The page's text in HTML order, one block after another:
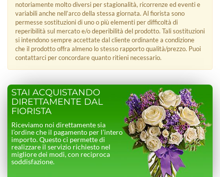
notoriamente molto diversi per stagionalità, ricorrenze ed eventi e
variabili anche nell’arco della stessa giornata. Al fiorista sono
permesse sostituzioni di uno o più elementi per difficoltà di
reperibilità sul mercato e/o deperibilità del prodotto. Tali sostituzioni
si intendono sempre accettate dal cliente ordinante a condizione
che il prodotto offra almeno lo stesso rapporto qualità/prezzo. Puoi
contattarci per concordare quanto ritieni necessario.
STAI ACQUISTANDO
DIRETTAMENTE DAL
FIORISTA
Riceviamo noi direttamente sia
l’ordine che il pagamento per l’intero
importo. Questo ci permette di
realizzare il servizio richiesto nel
migliore dei modi, con reciproca
soddisfazione.